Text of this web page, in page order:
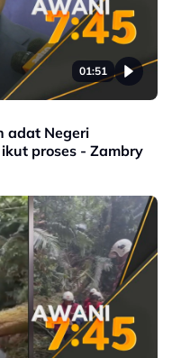
01:51
adat Negeri
proses - Zambry